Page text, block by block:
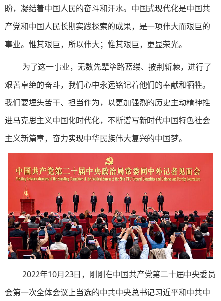
盼，凝结着中国人民的奋斗和汗水。中国式现代化是中国共
产党和中国人民长期实践探索的成果，是一项伟大而艰巨的
事业。惟其艰巨，所以伟大；惟其艰巨，更显荣光。
为了这一事业，无数先辈筚路蓝缕、披荆斩棘，进行了
艰苦卓绝的奋斗，我们心中永远铭记着他们的奉献和牺牲。
我们要埋头苦干、担当作为，以更加强烈的历史主动精神推
进马克思主义中国化时代化，不断谱写新时代中国特色社会
主义新篇章，奋力实现中华民族伟大复兴的中国梦。
2022年10月23日，刚刚在中国共产党第二十届中央委员
会第一次全体会议上当选的中共中央总书记习近平和中共中